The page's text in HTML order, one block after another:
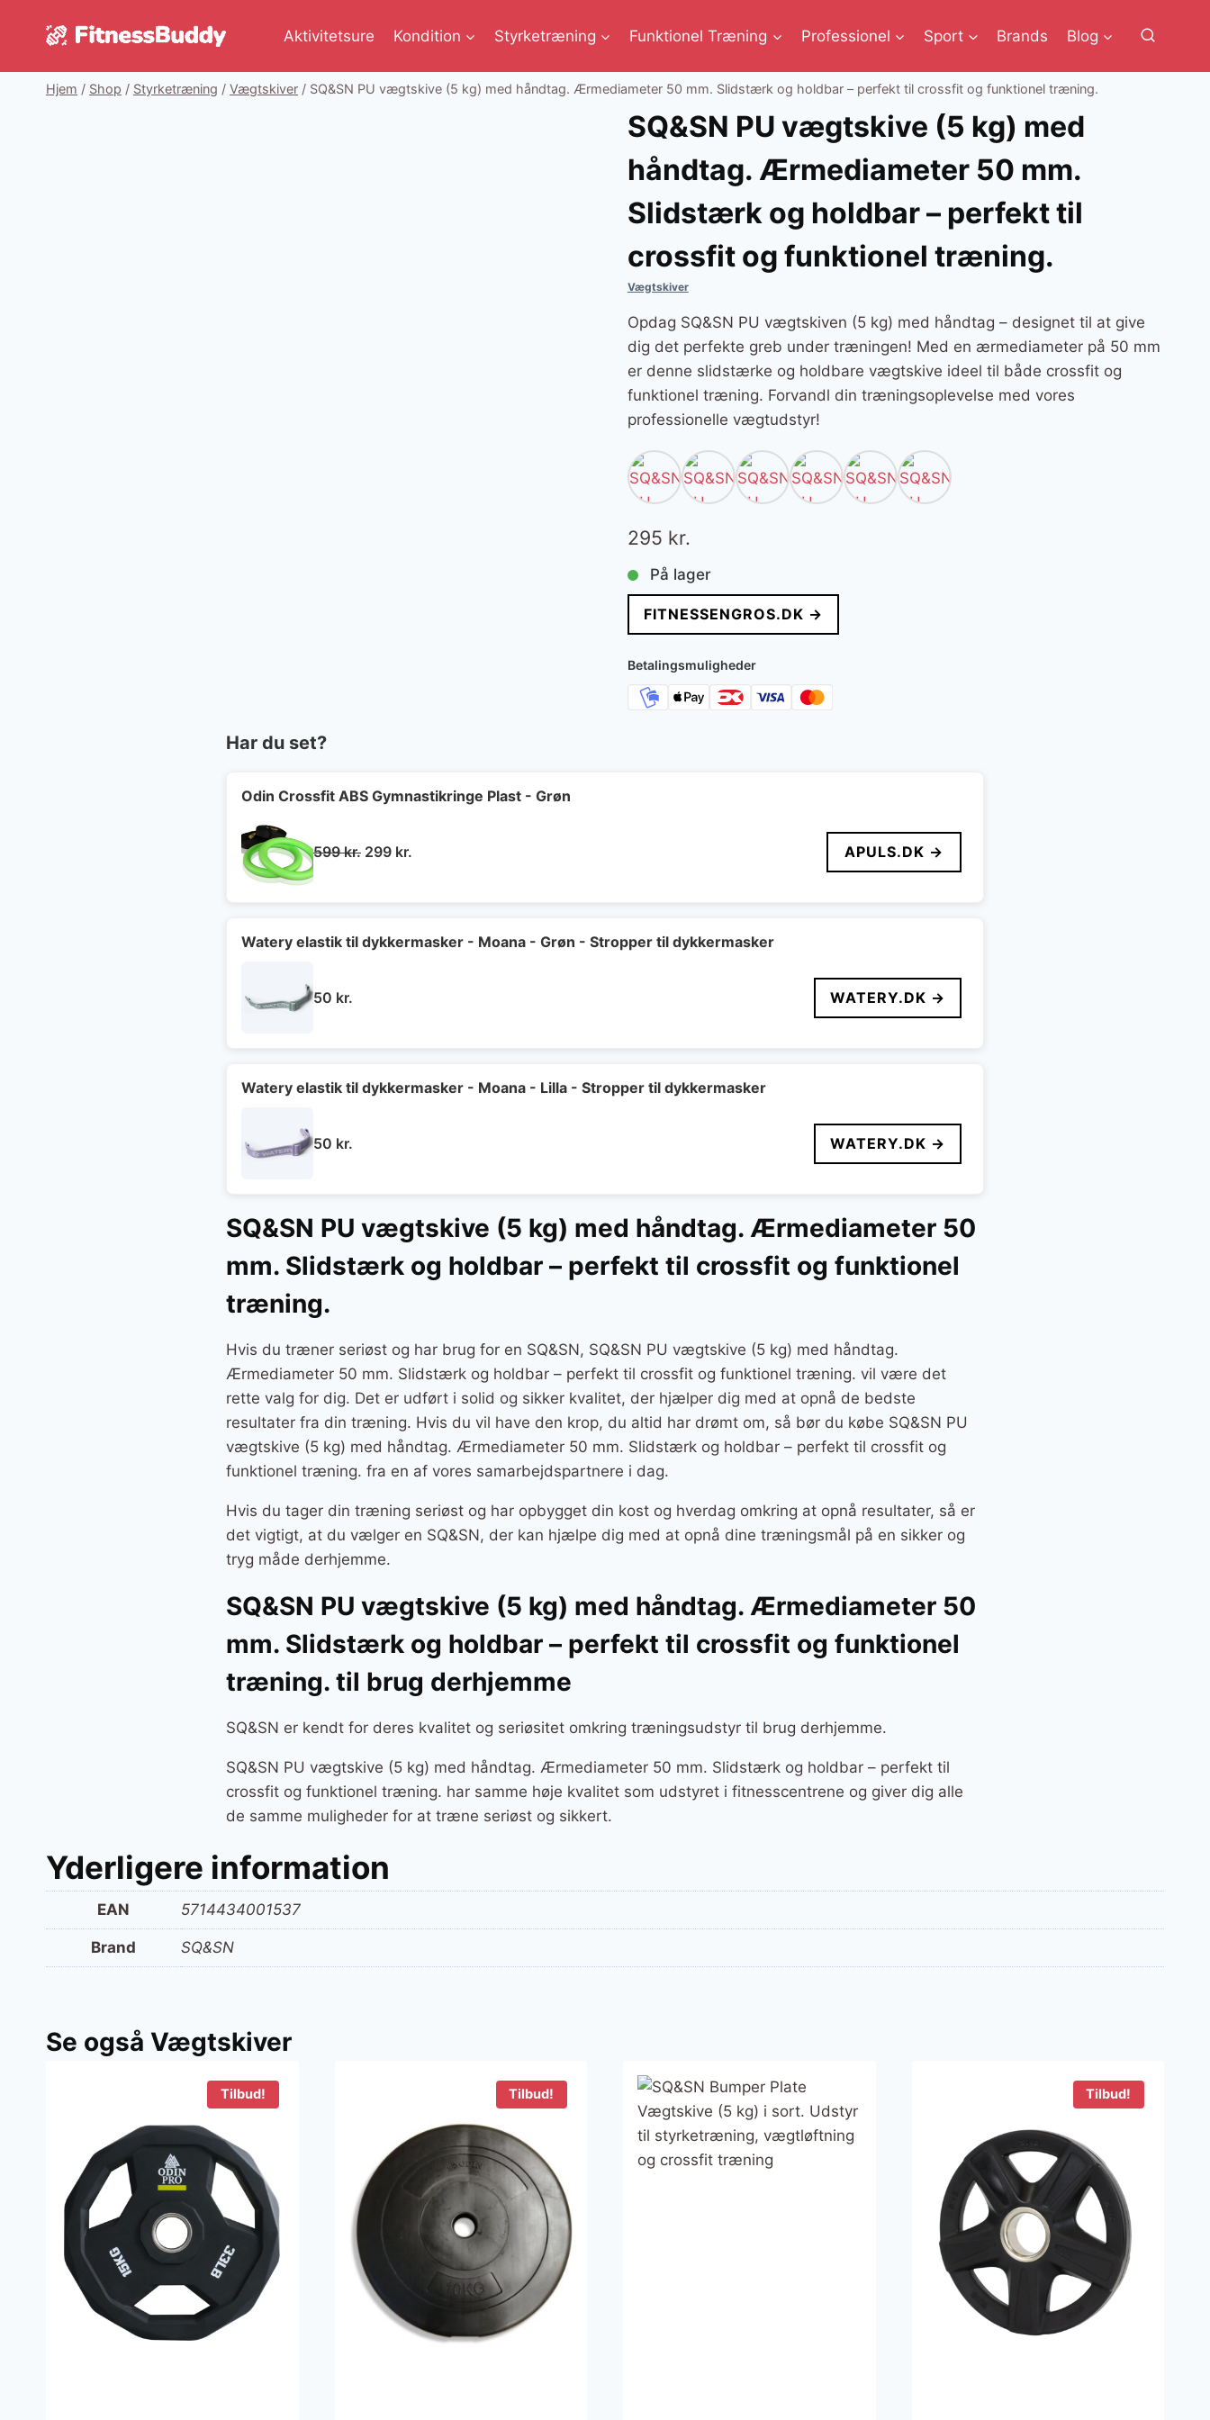
Aktivitetsure Kondition Styrketræning Funktionel Træning Professionel Sport Brands Blog
Hjem / Shop / Styrketræning / Vægtskiver / SQ&SN PU vægtskive (5 kg) med håndtag. Ærmediameter 50 mm. Slidstærk og holdbar – perfekt til crossfit og funktionel træning.
SQ&SN PU vægtskive (5 kg) med
håndtag. Ærmediameter 50 mm.
Slidstærk og holdbar – perfekt til
crossfit og funktionel træning.
Vægtskiver
Opdag SQ&SN PU vægtskiven (5 kg) med håndtag – designet til at give
dig det perfekte greb under træningen! Med en ærmediameter på 50 mm
er denne slidstærke og holdbare vægtskive ideel til både crossfit og
funktionel træning. Forvandl din træningsoplevelse med vores
professionelle vægtudstyr!
295 kr.
På lager
FITNESSENGROS.DK →
Betalingsmuligheder
Har du set?
Odin Crossfit ABS Gymnastikringe Plast - Grøn
599kr. Den
599 kr..
299 kr.
299 kr..
APULS.DK →
Watery elastik til dykkermasker - Moana - Grøn - Stropper til dykkermasker
50 kr. WATERY.DK →
Watery elastik til dykkermasker - Moana - Lilla - Stropper til dykkermasker
50 kr. WATERY.DK →
SQ&SN PU vægtskive (5 kg) med håndtag. Ærmediameter 50
mm. Slidstærk og holdbar – perfekt til crossfit og funktionel
træning.
Hvis du træner seriøst og har brug for en SQ&SN, SQ&SN PU vægtskive (5 kg) med håndtag.
Ærmediameter 50 mm. Slidstærk og holdbar – perfekt til crossfit og funktionel træning. vil være det
rette valg for dig. Det er udført i solid og sikker kvalitet, der hjælper dig med at opnå de bedste
resultater fra din træning. Hvis du vil have den krop, du altid har drømt om, så bør du købe SQ&SN PU
vægtskive (5 kg) med håndtag. Ærmediameter 50 mm. Slidstærk og holdbar – perfekt til crossfit og
funktionel træning. fra en af vores samarbejdspartnere i dag.
Hvis du tager din træning seriøst og har opbygget din kost og hverdag omkring at opnå resultater, så er
det vigtigt, at du vælger en SQ&SN, der kan hjælpe dig med at opnå dine træningsmål på en sikker og
tryg måde derhjemme.
SQ&SN PU vægtskive (5 kg) med håndtag. Ærmediameter 50
mm. Slidstærk og holdbar – perfekt til crossfit og funktionel
træning. til brug derhjemme
SQ&SN er kendt for deres kvalitet og seriøsitet omkring træningsudstyr til brug derhjemme.
SQ&SN PU vægtskive (5 kg) med håndtag. Ærmediameter 50 mm. Slidstærk og holdbar – perfekt til
crossfit og funktionel træning. har samme høje kvalitet som udstyret i fitnesscentrene og giver dig alle
de samme muligheder for at træne seriøst og sikkert.
Yderligere information
EAN 5714434001537
Brand SQ&SN
Se også Vægtskiver
Tilbud! Tilbud! Tilbud!